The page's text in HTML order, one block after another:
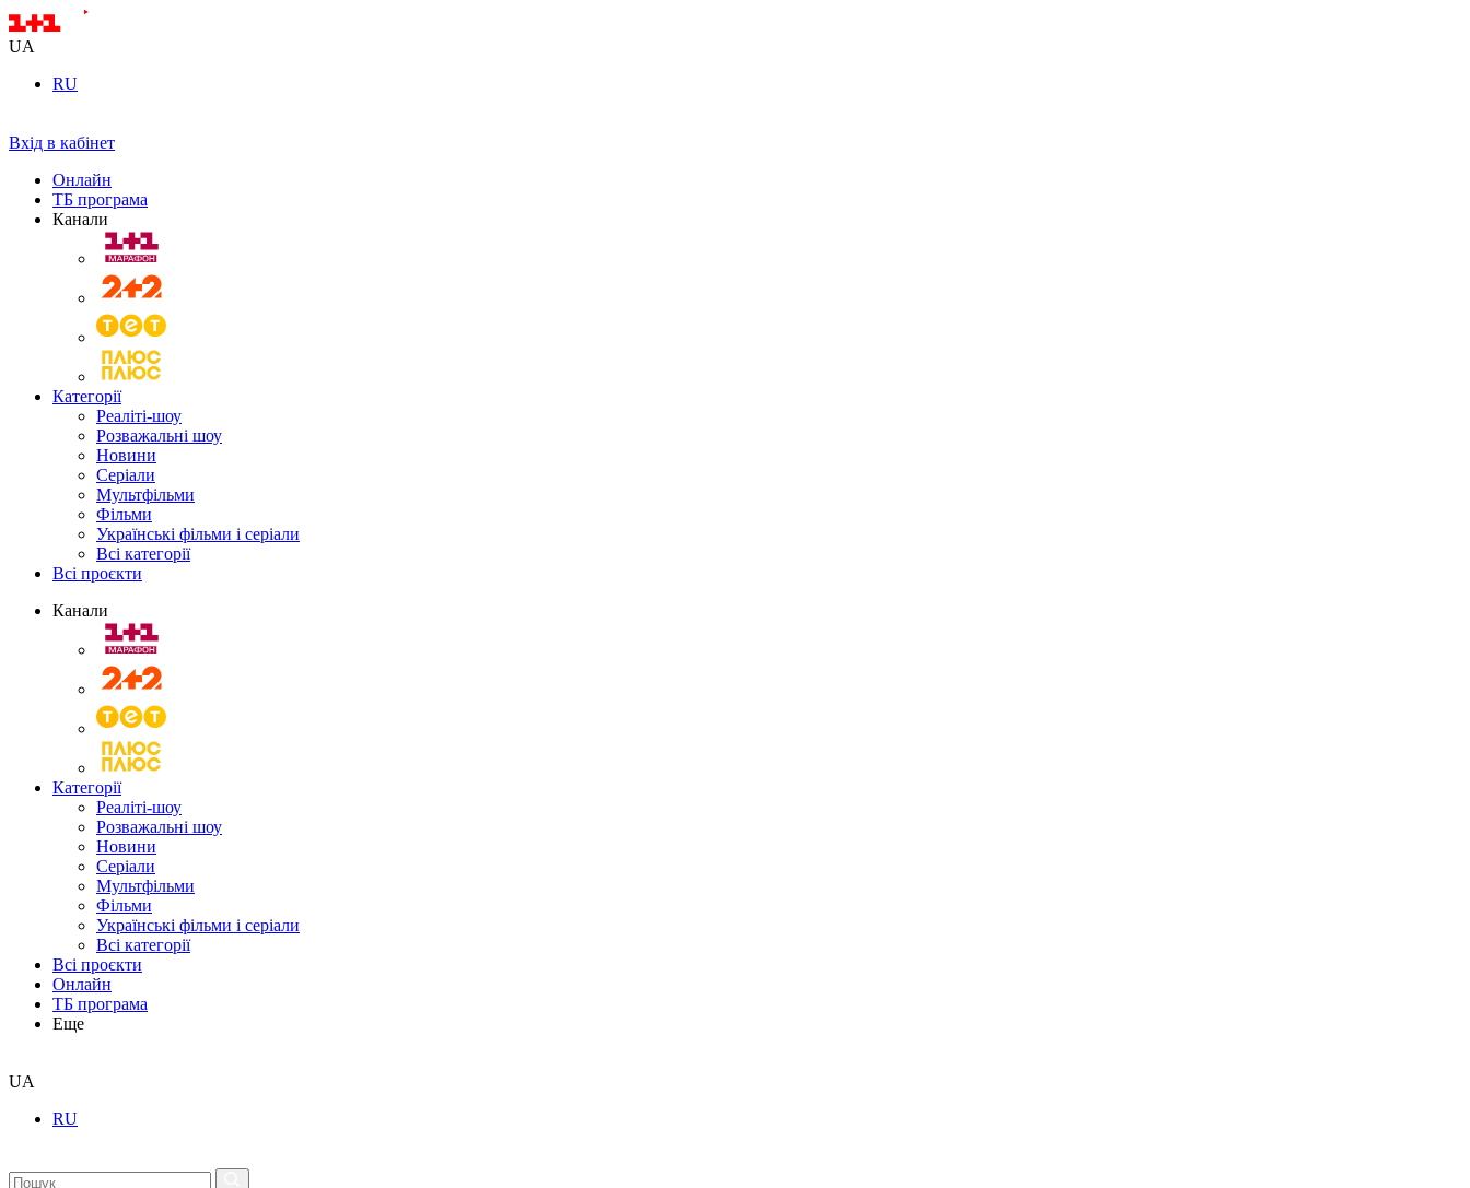
UA
RU
Вхід в кабінет
Онлайн
ТБ програма
Канали
Категорії
Реаліті-шоу
Розважальні шоу
Новини
Серіали
Мультфільми
Фільми
Українські фільми і серіали
Всі категорії
Всі проєкти
Канали
Категорії
Реаліті-шоу
Розважальні шоу
Новини
Серіали
Мультфільми
Фільми
Українські фільми і серіали
Всі категорії
Всі проєкти
Онлайн
ТБ програма
Еще
UA
RU